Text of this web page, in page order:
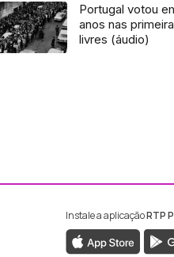
Portugal votou
anos nas
livres (áudio)
da RTP Madeira
da RTP
Instale a aplicaçãoRTP